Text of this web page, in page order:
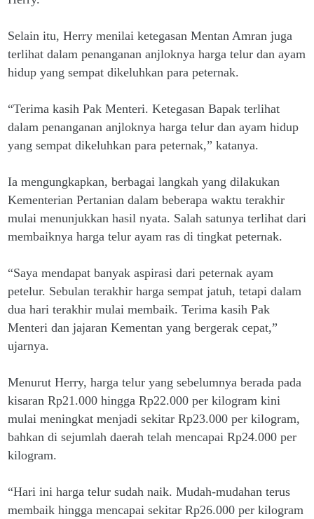
Selain itu, Herry menilai ketegasan Mentan Amran juga
terlihat dalam penanganan anjloknya harga telur dan ayam
hidup yang sempat dikeluhkan para peternak.
“Terima kasih Pak Menteri. Ketegasan Bapak terlihat
dalam penanganan anjloknya harga telur dan ayam hidup
yang sempat dikeluhkan para peternak,” katanya.
Ia mengungkapkan, berbagai langkah yang dilakukan
Kementerian Pertanian dalam beberapa waktu terakhir
mulai menunjukkan hasil nyata. Salah satunya terlihat dari
membaiknya harga telur ayam ras di tingkat peternak.
“Saya mendapat banyak aspirasi dari peternak ayam
petelur. Sebulan terakhir harga sempat jatuh, tetapi dalam
dua hari terakhir mulai membaik. Terima kasih Pak
Menteri dan jajaran Kementan yang bergerak cepat,”
ujarnya.
Menurut Herry, harga telur yang sebelumnya berada pada
kisaran Rp21.000 hingga Rp22.000 per kilogram kini
mulai meningkat menjadi sekitar Rp23.000 per kilogram,
bahkan di sejumlah daerah telah mencapai Rp24.000 per
kilogram.
“Hari ini harga telur sudah naik. Mudah-mudahan terus
membaik hingga mencapai sekitar Rp26.000 per kilogram